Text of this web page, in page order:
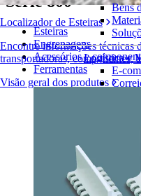
Localizador de Esteiras
Encontre informações técnicas
transportadoras, componentes,
Visão geral dos produtos
Bens
Logística e
E-
Visão geral das
Esteiras
Engrenagens
Acessórios e
Ferramentas